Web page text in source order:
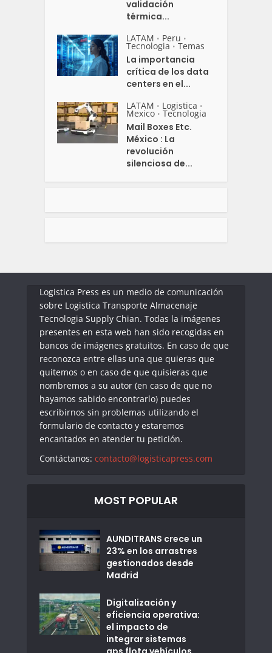
validación
térmica...
LATAM • Peru •
Tecnologia • Temas
La importancia
crítica de los data
centers en el...
LATAM • Logistica •
Mexico • Tecnologia
Mail Boxes Etc.
México : La
revolución
silenciosa de...
Logistica Press es un medio de comunicación
sobre Logistica Transporte Almacenaje
Tecnologia Supply Chian. Todas la imágenes
presentes en esta web han sido recogidas en
bancos de imágenes gratuitos. En caso de que
reconozca entre ellas una que quieras que
quitemos o en caso de que quisieras que
nombremos a su autor (en caso de que no
hayamos sabido encontrarlo) puedes
escribirnos sin problemas utilizando el
formulario de contacto y estaremos
encantados en atender tu petición.
Contáctanos: contacto@logisticapress.com
MOST POPULAR
AUNDITRANS crece un
23% en los arrastres
gestionados desde
Madrid
Digitalización y
eficiencia operativa:
el impacto de
integrar sistemas